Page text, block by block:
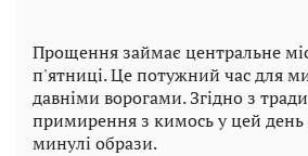
Прощення займає центральне
п'ятниці. Це потужний час для
давніми ворогами. Згідно з
примирення з кимось у цей день
минулі образи.